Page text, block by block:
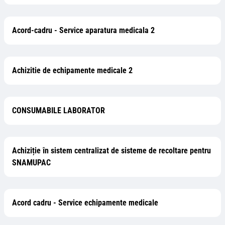
Acord-cadru - Service aparatura medicala 2
Achizitie de echipamente medicale 2
CONSUMABILE LABORATOR
Achiziție în sistem centralizat de sisteme de recoltare pentru
SNAMUPAC
Acord cadru - Service echipamente medicale